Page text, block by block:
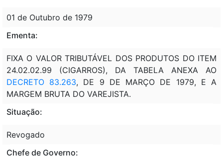
01 de Outubro de 1979
Ementa:
FIXA O VALOR TRIBUTÁVEL DOS PRODUTOS DO ITEM
24.02.02.99 (CIGARROS), DA TABELA ANEXA AO
DECRETO 83.263, DE 9 DE MARÇO DE 1979, E A
MARGEM BRUTA DO VAREJISTA.
Situação:
Revogado
Chefe de Governo: